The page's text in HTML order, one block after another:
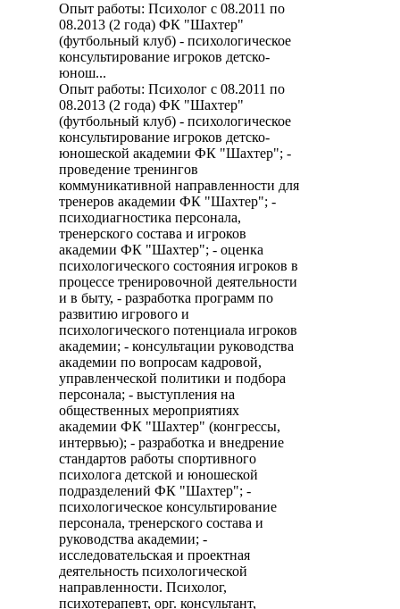
Опыт работы: Психолог с 08.2011 по
08.2013 (2 года) ФК "Шахтер"
(футбольный клуб) - психологическое
консультирование игроков детско-
юнош...
Опыт работы: Психолог с 08.2011 по
08.2013 (2 года) ФК "Шахтер"
(футбольный клуб) - психологическое
консультирование игроков детско-
юношеской академии ФК "Шахтер"; -
проведение тренингов
коммуникативной направленности для
тренеров академии ФК "Шахтер"; -
психодиагностика персонала,
тренерского состава и игроков
академии ФК "Шахтер"; - оценка
психологического состояния игроков в
процессе тренировочной деятельности
и в быту, - разработка программ по
развитию игрового и
психологического потенциала игроков
академии; - консультации руководства
академии по вопросам кадровой,
управленческой политики и подбора
персонала; - выступления на
общественных мероприятиях
академии ФК "Шахтер" (конгрессы,
интервью); - разработка и внедрение
стандартов работы спортивного
психолога детской и юношеской
подразделений ФК "Шахтер"; -
психологическое консультирование
персонала, тренерского состава и
руководства академии; -
исследовательская и проектная
деятельность психологической
направленности. Психолог,
психотерапевт, орг. консультант,